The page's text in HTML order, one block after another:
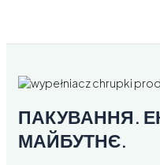
ПАКУВАННЯ.
МАЙБУТНЄ.